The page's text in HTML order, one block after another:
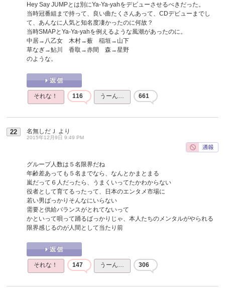
Hey Say JUMPとは別にYa-Ya-yahをデビューさせるべきだった。
当時冠番組まで持って、良い曲たくさんあって、CDデビューまでし
て、あんなに人気と知名度凄かったのに何故？
当時SMAPとYa-Ya-yahを例えるような風潮があったのに。
中居→八乙女 木村→薮 稲垣→山下
草なぎ→鮎川 香取→赤間 森→星野
のような。
それな！ 116 うーん… 661
22 名無しだＪ より
2015年12月9日 9:49 PM
グループ人数は５名限界だね
年齢差あっても５名までなら、なんとかまとまる
嵐だって６人だったら、うまくいってたかわからない
役者として育てるったって、日本のエンタメ市場に
若い男ばっかりそんなにいらない
需要と供給バランスがとれてないって
かといって唄って踊るばっかりじゃ、本人たちのメンタルがやられる
限界感じるのが人間として当たり前
それな！ 147 うーん… 306